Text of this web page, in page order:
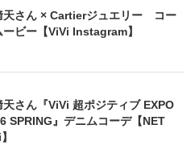
天さん × Cartierジュエリー コー
ービー【ViVi Instagram】
天さん『ViVi 超ポジティブ EXPO
SPRING』デニムコーデ【NET